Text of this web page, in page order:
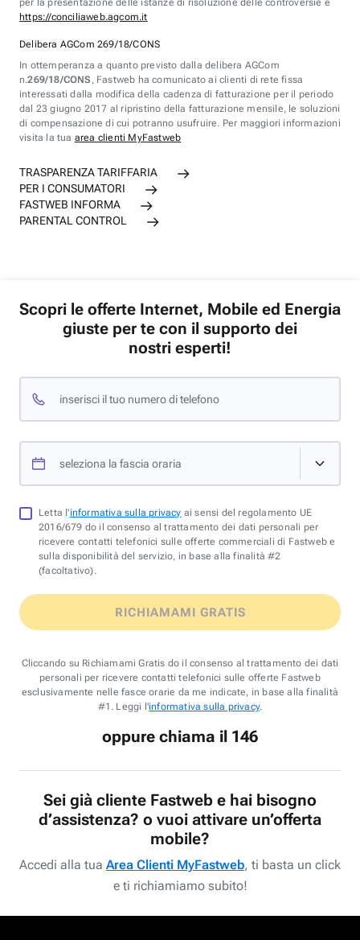
per la presentazione delle istanze di risoluzione delle controversie è
https://conciliaweb.agcom.it
Delibera AGCom 269/18/CONS
In ottemperanza a quanto previsto dalla delibera AGCom
n.269/18/CONS , Fastweb ha comunicato ai clienti di rete fissa
interessati dalla modifica della cadenza di fatturazione per il periodo
dal 23 giugno 2017 al ripristino della fatturazione mensile, le soluzioni
di compensazione di cui potranno usufruire. Per maggiori informazioni
visita la tua area clienti MyFastweb
TRASPARENZA TARIFFARIA
PER I CONSUMATORI
FASTWEB INFORMA
PARENTAL CONTROL
Scopri le offerte Internet, Mobile ed Energia
giuste per te con il supporto dei
nostri esperti!
inserisci il tuo numero di telefono
seleziona la fascia oraria
Letta l'informativa sulla privacy ai sensi del regolamento UE
2016/679 do il consenso al trattamento dei dati personali per
ricevere contatti telefonici sulle offerte commerciali di Fastweb e
sulla disponibilità del servizio, in base alla finalità #2
(facoltativo).
RICHIAMAMI GRATIS
Cliccando su Richiamami Gratis do il consenso al trattamento dei dati
personali per ricevere contatti telefonici sulle offerte Fastweb
esclusivamente nelle fasce orarie da me indicate, in base alla finalità
#1. Leggi l'informativa sulla privacy.
oppure chiama il 146
Sei già cliente Fastweb e hai bisogno
d’assistenza? o vuoi attivare un’offerta
mobile?
Accedi alla tua Area Clienti MyFastweb, ti basta un click
e ti richiamiamo subito!